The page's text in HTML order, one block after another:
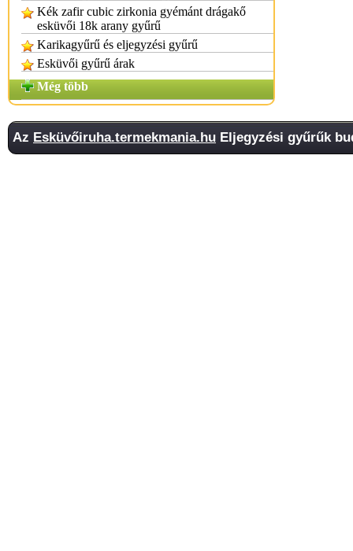
Kék zafir cubic zirkonia gyémánt drágakő
esküvői 18k arany gyűrű
Karikagyűrű és eljegyzési gyűrű
Esküvői gyűrű árak
Még több
Az Esküvőiruha.termekmania.hu Eljegyzési gyűrűk